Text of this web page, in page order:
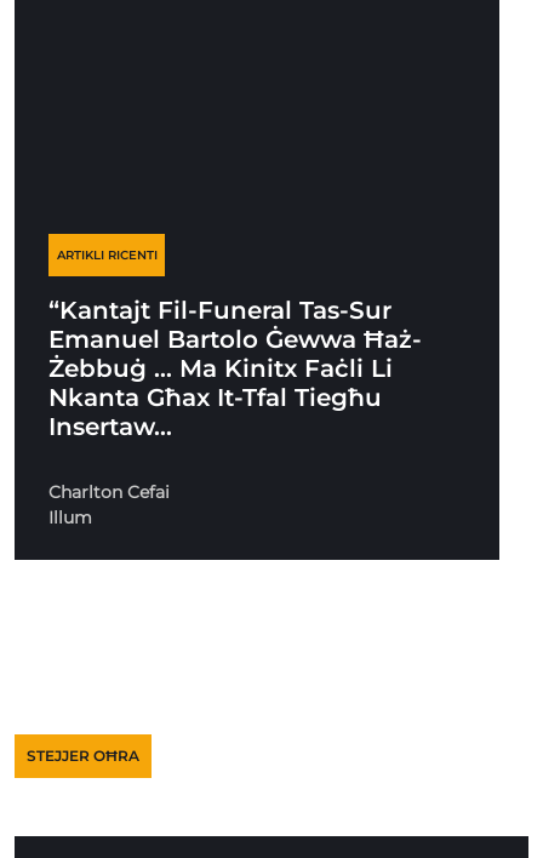
ARTIKLI RICENTI
“Kantajt Fil-Funeral Tas-Sur
Emanuel Bartolo Ġewwa Ħaż-
Żebbuġ … Ma Kinitx Faċli Li
Nkanta Għax It-Tfal Tiegħu
Insertaw…
Charlton Cefai
Illum
STEJJER OĦRA